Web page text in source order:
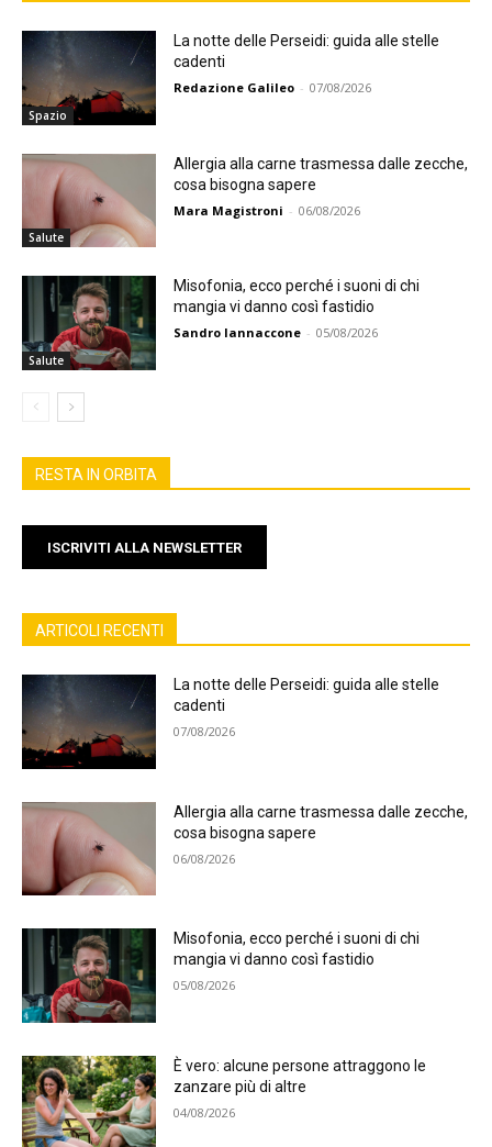
Spazio
La notte delle Perseidi: guida alle stelle
cadenti
Redazione Galileo - 07/08/2026
Salute
Allergia alla carne trasmessa dalle zecche,
cosa bisogna sapere
Mara Magistroni - 06/08/2026
Salute
Misofonia, ecco perché i suoni di chi
mangia vi danno così fastidio
Sandro Iannaccone - 05/08/2026
RESTA IN ORBITA
ISCRIVITI ALLA NEWSLETTER
ARTICOLI RECENTI
La notte delle Perseidi: guida alle stelle
cadenti
07/08/2026
Allergia alla carne trasmessa dalle zecche,
cosa bisogna sapere
06/08/2026
Misofonia, ecco perché i suoni di chi
mangia vi danno così fastidio
05/08/2026
È vero: alcune persone attraggono le
zanzare più di altre
04/08/2026